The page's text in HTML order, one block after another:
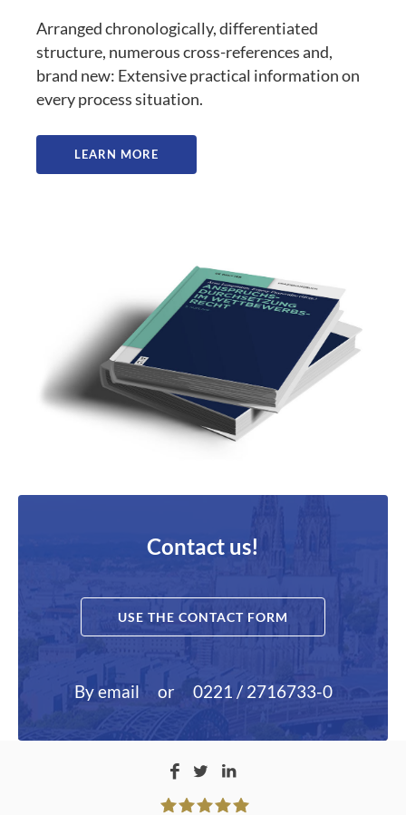
Arranged chronologically, differentiated
structure, numerous cross-references and,
brand new: Extensive practical information on
every process situation.
LEARN MORE
Contact us!
USE THE CONTACT FORM
By email or 0221 / 2716733-0